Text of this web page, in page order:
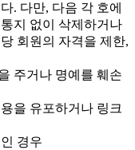
. 다만, 다음 각 호에
지 없이 삭제하거나
회원의 자격을 제한,
주거나 명예를 훼손
을 유포하거나 링크
경우